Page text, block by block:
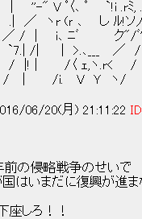
フｨ､ / | | ''-" V ﾟ
//|ﾍY､ | .| ／ ヽ
ﾄ ､／ / | i､ ﾆﾞ
/| | >.､___
/〈 ｪ,ヽ.r< /
/ | /i. V Ｙ
06/20(月) 21:11:22
戦争のせいで
だに復興が進まな
ろ！！